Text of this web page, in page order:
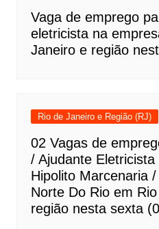
Vaga de emprego
eletricista na
Janeiro e região
Rio de Janeiro e Região (RJ)
02 Vagas de
/ Ajudante
Hipolito Marcenaria
Norte Do Rio em
região nesta sexta